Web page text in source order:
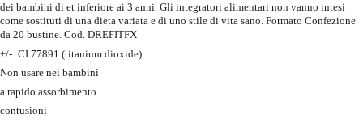
dei bambini di et inferiore ai 3 anni. Gli integratori alimentari non vanno intesi
come sostituti di una dieta variata e di uno stile di vita sano. Formato Confezione
da 20 bustine. Cod. DREFITFX
+/-: CI 77891 (titanium dioxide)
Non usare nei bambini
a rapido assorbimento
contusioni